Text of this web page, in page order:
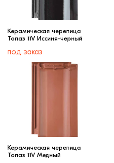
Керамическая черепица
Топаз 11V Иссиня-черный
под заказ
Керамическая черепица
Топаз 11V Медный